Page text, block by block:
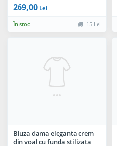
269,00 Lei
În stoc 15 Lei
Bluza dama eleganta crem
din voal cu funda stilizata